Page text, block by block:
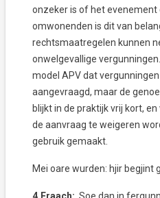
onzeker is of het evenement
omwonenden is dit van
rechtsmaatregelen kunnen
onwelgevallige
model APV dat
aangevraagd, maar de
blijkt in de praktijk vrij kort,
de aanvraag te weigeren
gebruik gemaakt.
Mei oare wurden: hjir begjint